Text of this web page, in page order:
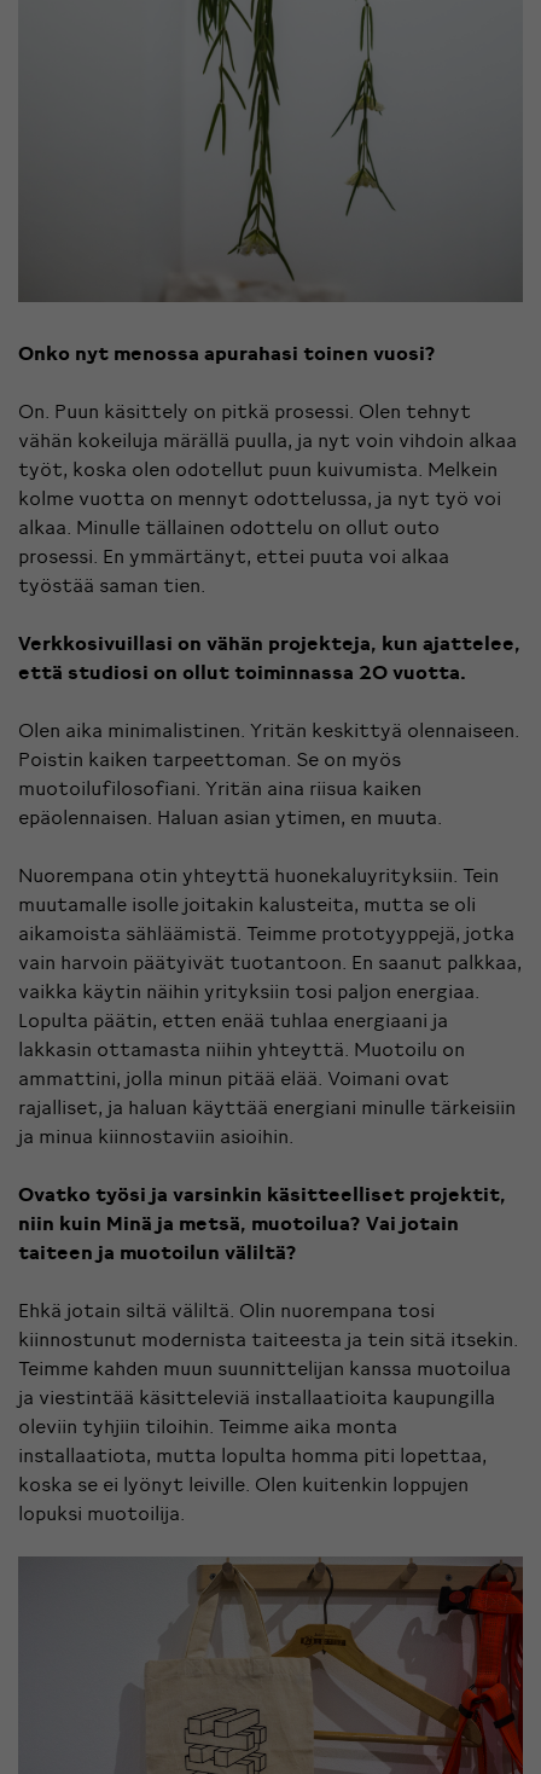
Onko nyt menossa apurahasi toinen vuosi?
On. Puun käsittely on pitkä prosessi. Olen tehnyt
vähän kokeiluja märällä puulla, ja nyt voin vihdoin alkaa
työt, koska olen odotellut puun kuivumista. Melkein
kolme vuotta on mennyt odottelussa, ja nyt työ voi
alkaa. Minulle tällainen odottelu on ollut outo
prosessi. En ymmärtänyt, ettei puuta voi alkaa
työstää saman tien.
Verkkosivuillasi on vähän projekteja, kun ajattelee,
että studiosi on ollut toiminnassa 20 vuotta.
Olen aika minimalistinen. Yritän keskittyä olennaiseen.
Poistin kaiken tarpeettoman. Se on myös
muotoilufilosofiani. Yritän aina riisua kaiken
epäolennaisen. Haluan asian ytimen, en muuta.
Nuorempana otin yhteyttä huonekaluyrityksiin. Tein
muutamalle isolle joitakin kalusteita, mutta se oli
aikamoista sähläämistä. Teimme prototyyppejä, jotka
vain harvoin päätyivät tuotantoon. En saanut palkkaa,
vaikka käytin näihin yrityksiin tosi paljon energiaa.
Lopulta päätin, etten enää tuhlaa energiaani ja
lakkasin ottamasta niihin yhteyttä. Muotoilu on
ammattini, jolla minun pitää elää. Voimani ovat
rajalliset, ja haluan käyttää energiani minulle tärkeisiin
ja minua kiinnostaviin asioihin.
Ovatko työsi ja varsinkin käsitteelliset projektit,
niin kuin Minä ja metsä, muotoilua? Vai jotain
taiteen ja muotoilun väliltä?
Ehkä jotain siltä väliltä. Olin nuorempana tosi
kiinnostunut modernista taiteesta ja tein sitä itsekin.
Teimme kahden muun suunnittelijan kanssa muotoilua
ja viestintää käsitteleviä installaatioita kaupungilla
oleviin tyhjiin tiloihin. Teimme aika monta
installaatiota, mutta lopulta homma piti lopettaa,
koska se ei lyönyt leiville. Olen kuitenkin loppujen
lopuksi muotoilija.